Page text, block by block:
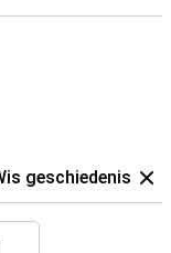
geschiedenis